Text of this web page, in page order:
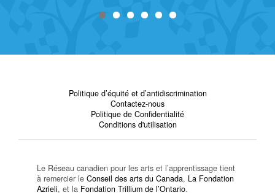
Politique d’équité et d’antidiscrimination
Contactez-nous
Politique de Confidentialité
Conditions d'utilisation
Le Réseau canadien pour les arts et l’apprentissage tient
à remercier le Conseil des arts du Canada, La Fondation
Azrieli, et la Fondation Trillium de l’Ontario.